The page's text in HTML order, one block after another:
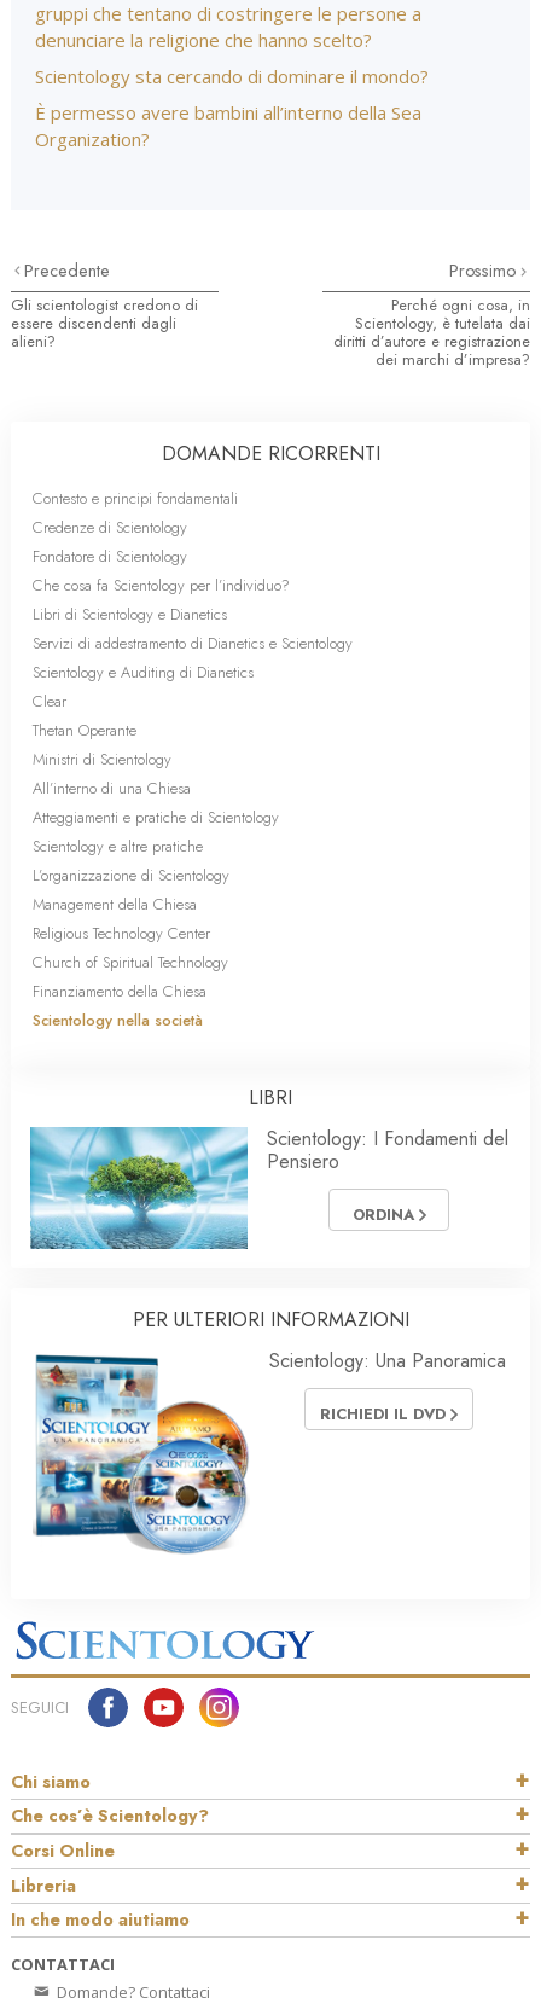
gruppi che tentano di costringere le persone a
denunciare la religione che hanno scelto?
Scientology sta cercando di dominare il mondo?
È permesso avere bambini all’interno della Sea
Organization?
Precedente
Gli scientologist credono di
essere discendenti dagli
alieni?
Prossimo
Perché ogni cosa, in
Scientology, è tutelata dai
diritti d’autore e registrazione
dei marchi d’impresa?
DOMANDE RICORRENTI
Contesto e principi fondamentali
Credenze di Scientology
Fondatore di Scientology
Che cosa fa Scientology per l’individuo?
Libri di Scientology e Dianetics
Servizi di addestramento di Dianetics e Scientology
Scientology e Auditing di Dianetics
Clear
Thetan Operante
Ministri di Scientology
All’interno di una Chiesa
Atteggiamenti e pratiche di Scientology
Scientology e altre pratiche
L’organizzazione di Scientology
Management della Chiesa
Religious Technology Center
Church of Spiritual Technology
Finanziamento della Chiesa
Scientology nella società
LIBRI
Scientology: I Fondamenti del
Pensiero
ORDINA
PER ULTERIORI INFORMAZIONI
Scientology: Una Panoramica
RICHIEDI IL DVD
SEGUICI
Chi siamo
Che cos’è Scientology?
Corsi Online
Libreria
In che modo aiutiamo
CONTATTACI
Domande? Contattaci